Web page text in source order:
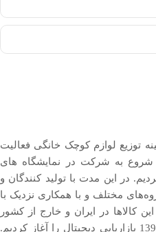
کالا از سال 1385 در زمینه توزیع لوازم کوچک خانگی فعالیت
خود را آغاز کردیم. در سال 1389 شروع به شرکت در نمایشگاه های
در اين مدت با توليد كنندگان و
مختلف و با همکاری نزدیک با
کالاها در ایران و خارج از کشور